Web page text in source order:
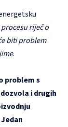
riječ o
biti problem
.
problem s
i drugih